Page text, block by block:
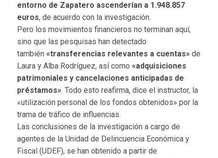
entorno de Zapatero ascenderían a 1.948.857
euros, de acuerdo con la investigación.
Pero los movimientos financieros no terminan aquí,
sino que las pesquisas han detectado
también «transferencias relevantes a cuentas» de
Laura y Alba Rodríguez, así como «adquisiciones
patrimoniales y cancelaciones anticipadas de
préstamos». Todo esto reafirma, dice el instructor, la
«utilización personal de los fondos obtenidos» por la
trama de tráfico de influencias.
Las conclusiones de la investigación a cargo de
agentes de la Unidad de Delincuencia Económica y
Fiscal (UDEF), se han obtenido a partir de